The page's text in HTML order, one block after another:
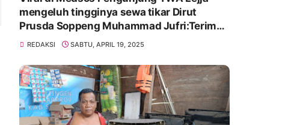
mengeluh tingginya sewa tikar Dirut
Prusda Soppeng Muhammad Jufri:Terima
kasih bu bantu Promosikan
REDAKSI SABTU, APRIL 19, 2025